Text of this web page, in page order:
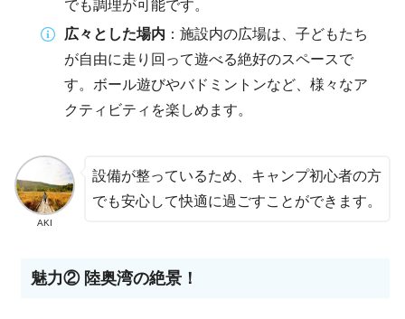
でも調理が可能です。
広々とした場内 ：施設内の広場は、子どもたち
が自由に走り回って遊べる絶好のスペースで
す。ボール遊びやバドミントンなど、様々なア
クティビティを楽しめます。
AKI
設備が整っているため、キャンプ初心者の方
でも安心して快適に過ごすことができます。
魅力② 陸奥湾の絶景！